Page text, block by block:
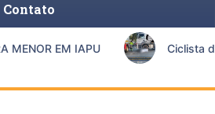
Contato
EM IAPU Ciclista de